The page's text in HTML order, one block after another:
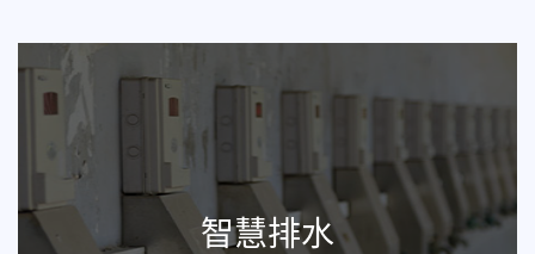
智慧排水